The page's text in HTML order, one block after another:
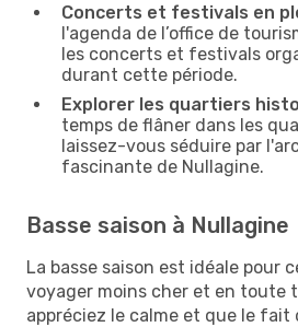
Concerts et festivals en
l'agenda de l’office de
les concerts et festivals
durant cette période.
Explorer les quartiers
temps de flâner dans les
laissez-vous séduire par
fascinante de Nullagine.
Basse saison à Nullagine
La basse saison est idéale pour
voyager moins cher et en toute
appréciez le calme et que le fait